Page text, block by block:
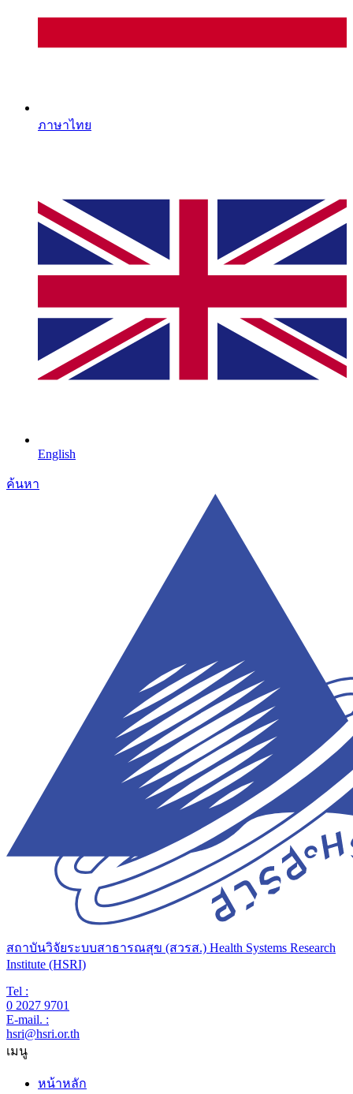
ภาษาไทย
English
ค้นหา
สถาบันวิจัยระบบสาธารณสุข (สวรส.) Health Systems Research
Institute (HSRI)
Tel :
0 2027 9701
E-mail. :
hsri@hsri.or.th
เมนู
หน้าหลัก